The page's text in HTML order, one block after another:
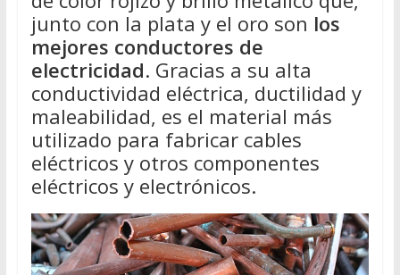
junto con la plata y el oro son los
mejores conductores de
electricidad. Gracias a su alta
conductividad eléctrica, ductilidad y
maleabilidad, es el material más
utilizado para fabricar cables
eléctricos y otros componentes
eléctricos y electrónicos.